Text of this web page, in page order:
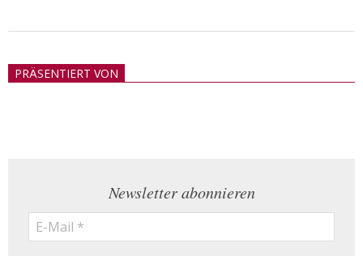
21PRÄSENTIERT VON
Newsletter abonnieren